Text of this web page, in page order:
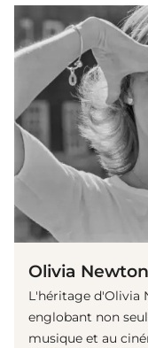
Olivia
L'héritage d'Olivia
englobant non
musique et au